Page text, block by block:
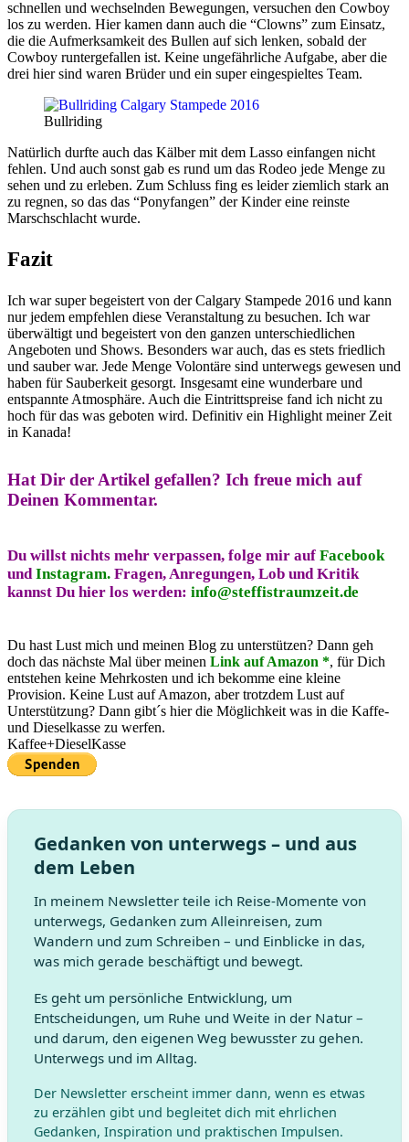
schnellen und wechselnden Bewegungen, versuchen den Cowboy
los zu werden. Hier kamen dann auch die “Clowns” zum Einsatz,
die die Aufmerksamkeit des Bullen auf sich lenken, sobald der
Cowboy runtergefallen ist. Keine ungefährliche Aufgabe, aber die
drei hier sind waren Brüder und ein super eingespieltes Team.
Bullriding
Natürlich durfte auch das Kälber mit dem Lasso einfangen nicht
fehlen. Und auch sonst gab es rund um das Rodeo jede Menge zu
sehen und zu erleben. Zum Schluss fing es leider ziemlich stark an
zu regnen, so das das “Ponyfangen” der Kinder eine reinste
Marschschlacht wurde.
Fazit
Ich war super begeistert von der Calgary Stampede 2016 und kann
nur jedem empfehlen diese Veranstaltung zu besuchen. Ich war
überwältigt und begeistert von den ganzen unterschiedlichen
Angeboten und Shows. Besonders war auch, das es stets friedlich
und sauber war. Jede Menge Volontäre sind unterwegs gewesen und
haben für Sauberkeit gesorgt. Insgesamt eine wunderbare und
entspannte Atmosphäre. Auch die Eintrittspreise fand ich nicht zu
hoch für das was geboten wird. Definitiv ein Highlight meiner Zeit
in Kanada!
Hat Dir der Artikel gefallen? Ich freue mich auf
Deinen Kommentar.
Du willst nichts mehr verpassen, folge mir auf Facebook
und Instagram. Fragen, Anregungen, Lob und Kritik
kannst Du hier los werden: info@steffistraumzeit.de
Du hast Lust mich und meinen Blog zu unterstützen? Dann geh
doch das nächste Mal über meinen Link auf Amazon *, für Dich
entstehen keine Mehrkosten und ich bekomme eine kleine
Provision. Keine Lust auf Amazon, aber trotzdem Lust auf
Unterstützung? Dann gibt´s hier die Möglichkeit was in die Kaffe-
und Dieselkasse zu werfen.
Kaffee+DieselKasse
Gedanken von unterwegs – und aus
dem Leben
In meinem Newsletter teile ich Reise-Momente von
unterwegs, Gedanken zum Alleinreisen, zum
Wandern und zum Schreiben – und Einblicke in das,
was mich gerade beschäftigt und bewegt.
Es geht um persönliche Entwicklung, um
Entscheidungen, um Ruhe und Weite in der Natur –
und darum, den eigenen Weg bewusster zu gehen.
Unterwegs und im Alltag.
Der Newsletter erscheint immer dann, wenn es etwas
zu erzählen gibt und begleitet dich mit ehrlichen
Gedanken, Inspiration und praktischen Impulsen.